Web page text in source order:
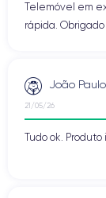
Telemóvel em
rápida. Obrigado
João
21/05/26
Tudo ok.